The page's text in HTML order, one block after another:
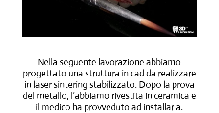
Nella seguente lavorazione abbiamo
progettato una struttura in cad da realizzare
in laser sintering stabilizzato. Dopo la prova
del metallo, l’abbiamo rivestita in ceramica e
il medico ha provveduto ad installarla.